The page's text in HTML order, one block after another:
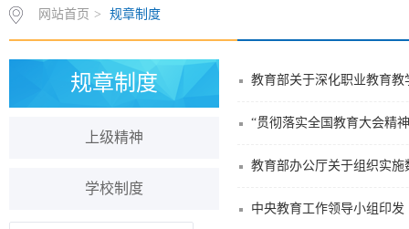
网站首页 > 规章制度
规章制度
上级精神
学校制度
教育部关于深化职业教育
“贯彻落实全国教育大会精
教育部办公厅关于组织实
中央教育工作领导小组印